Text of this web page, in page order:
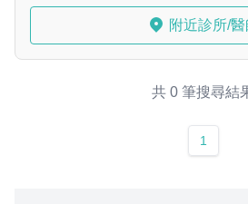
附近診所/醫
共 0 筆搜尋結
1